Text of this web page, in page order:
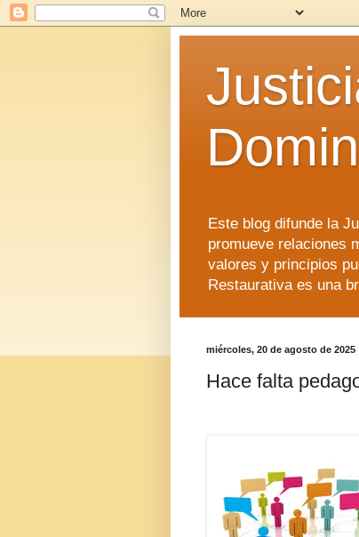
Este blog difunde la
promueve relaciones
valores y principios
Restaurativa es una
miércoles, 20 de agosto de 2025
Hace falta